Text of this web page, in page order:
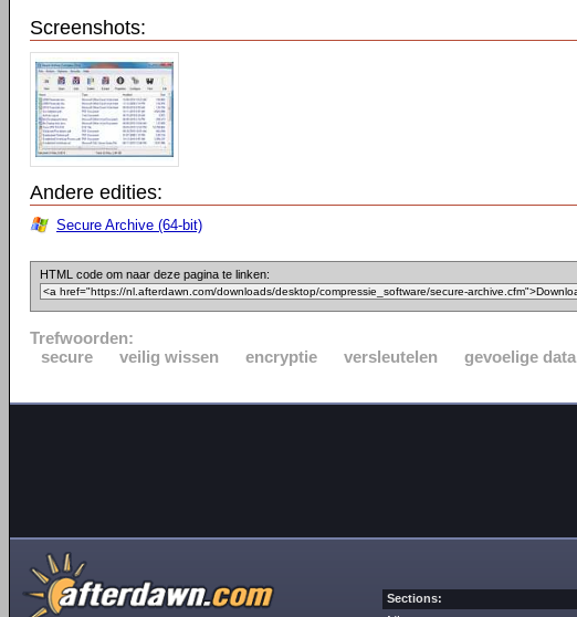
Screenshots:
Andere edities:
Secure Archive (64-bit)
HTML code om naar deze pagina te linken:
Trefwoorden:
secure
veilig wissen encryptie versleutelen gevoelige data
Sections: